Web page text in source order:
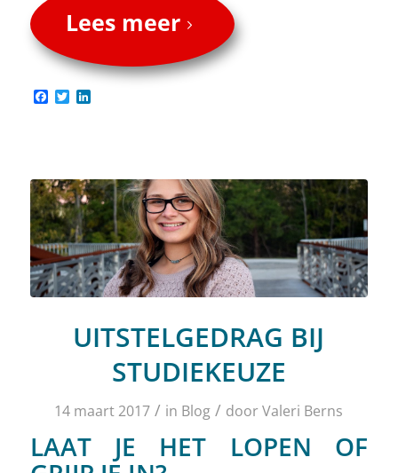
Lees meer
Facebook
TwitterLinkedIn
UITSTELGEDRAG BIJ
STUDIEKEUZE
14 maart 2017 / in Blog / doorValeri Berns
LAAT JE HET LOPEN OF